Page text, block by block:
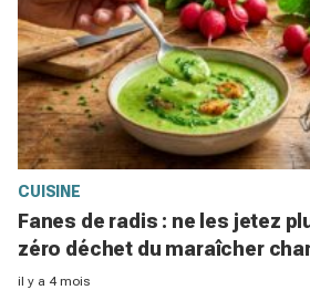
CUISINE
Fanes de radis : ne les jetez
zéro déchet du maraîcher
il y a 4 mois